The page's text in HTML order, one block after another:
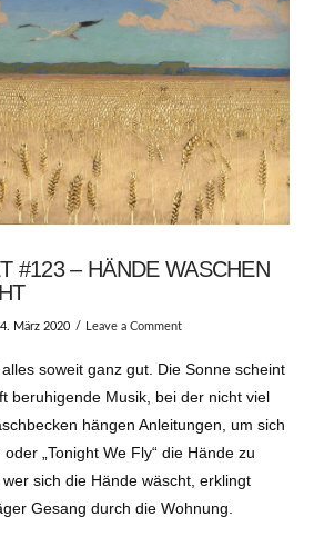
#123 – HÄNDE WASCHEN
März 2020 Leave a Comment
soweit ganz gut. Die Sonne scheint
beruhigende Musik, bei der nicht viel
hängen Anleitungen, um sich
„Tonight We Fly“ die Hände zu
sich die Hände wäscht, erklingt
Gesang durch die Wohnung.